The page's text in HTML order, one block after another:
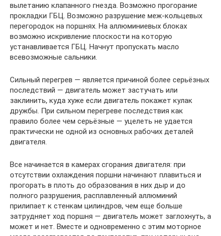
вылетанию клапанного гнезда. Возможно прогорание
прокладки ГБЦ. Возможно разрушение меж-кольцевых
перегородок на поршнях. На аллюминиевых блоках
возможно искривление плоскости на которую
устанавливается ГБЦ. Начнут пропускать масло
всевозможные сальники.
Сильный перегрев — является причиной более серьёзных
последствий — двигатель может застучать или
заклинить, куда хуже если двигатель покажет кулак
дружбы. При сильном перегреве последствия как
правило более чем серьёзные — уцелеть не удается
практически не одной из основных рабочих деталей
двигателя.
Все начинается в камерах сгорания двигателя: при
отсутствии охлаждения поршни начинают плавиться и
прогорать в плоть до образования в них дыр и до
полного разрушения, расплавленный аллюминий
прилипает к стенкам цилиндров, чем еще больше
затрудняет ход поршня — двигатель может заглохнуть, а
может и нет. Вместе и одновременно с этим моторное